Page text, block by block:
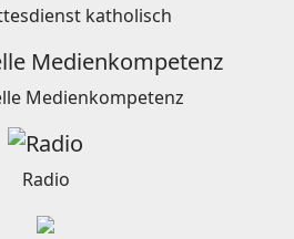
katholisch
Medienkompetenz
Radio